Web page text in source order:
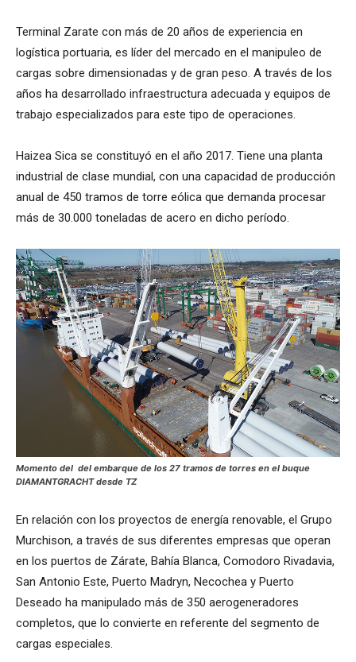
Terminal Zarate con más de 20 años de experiencia en
logística portuaria, es líder del mercado en el manipuleo de
cargas sobre dimensionadas y de gran peso. A través de los
años ha desarrollado infraestructura adecuada y equipos de
trabajo especializados para este tipo de operaciones.
Haizea Sica se constituyó en el año 2017. Tiene una planta
industrial de clase mundial, con una capacidad de producción
anual de 450 tramos de torre eólica que demanda procesar
más de 30.000 toneladas de acero en dicho período.
Momento del del embarque de los 27 tramos de torres en el buque
DIAMANTGRACHT desde TZ
En relación con los proyectos de energía renovable, el Grupo
Murchison, a través de sus diferentes empresas que operan
en los puertos de Zárate, Bahía Blanca, Comodoro Rivadavia,
San Antonio Este, Puerto Madryn, Necochea y Puerto
Deseado ha manipulado más de 350 aerogeneradores
completos, que lo convierte en referente del segmento de
cargas especiales.